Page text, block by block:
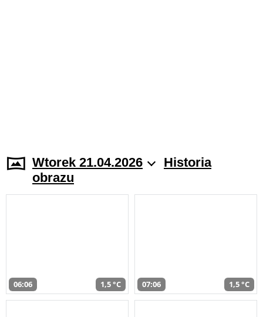
Wtorek 21.04.2026
Historia
obrazu
06:06 1,5 °C 07:06 1,5 °C